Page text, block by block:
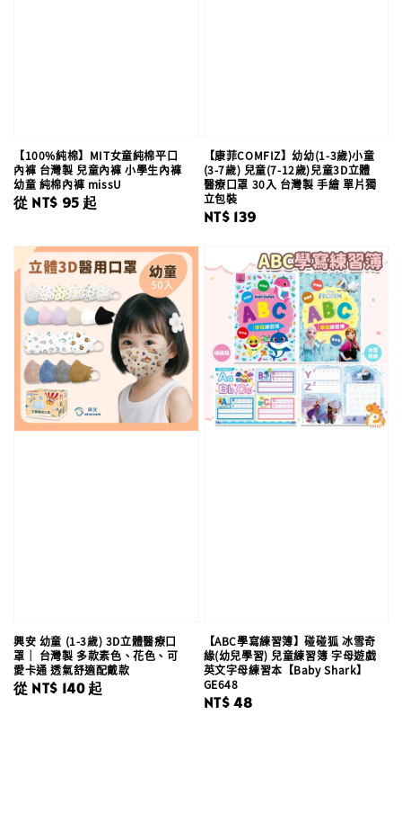
【100%純棉】MIT女童純棉平口
內褲 台灣製 兒童內褲 小學生內褲
幼童 純棉內褲 missU
Regular
從 NT$ 95 起
【康菲COMFIZ】幼幼(1-3歲)小童
(3-7歲) 兒童(7-12歲)兒童3D立體
醫療口罩 30入 台灣製 手繪 單片獨
立包裝
Regular
NT$ 139
興安 幼童 (1-3歲) 3D立體醫療口
罩｜ 台灣製 多款素色、花色、可
愛卡通 透氣舒適配戴款
Regular
從 NT$ 140起
【ABC學寫練習簿】碰碰狐 冰雪奇
緣(幼兒學習) 兒童練習簿 字母遊戲
英文字母練習本【Baby Shark】
GE648
Regular
NT$ 48